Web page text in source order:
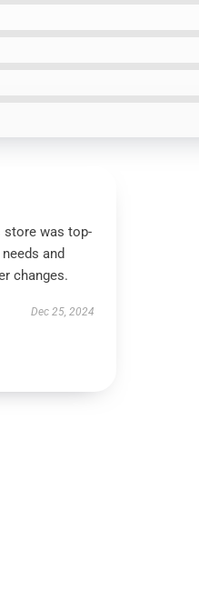
store was top-
and
changes.
Dec 25, 2024